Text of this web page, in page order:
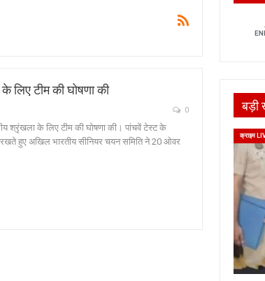
लिए टीम की घोषणा की
0
श्रृंखला के लिए टीम की घोषणा की। पांचवें टेस्ट के
हुए अखिल भारतीय सीनियर चयन समिति ने 20 ओवर
बड़ी
क्राइम